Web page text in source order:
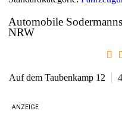
Automobile
NRW
Auf dem Taubenkamp 12
ANZEIGE